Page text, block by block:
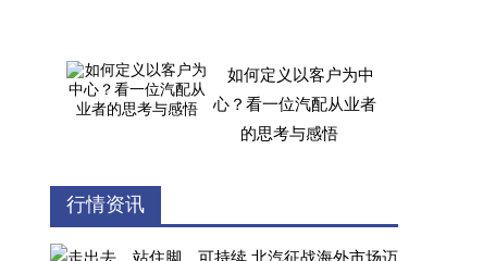
如何定义以客户为中
心？看一位汽配从业者
的思考与感悟
租车让旅途更美好了
行情资讯